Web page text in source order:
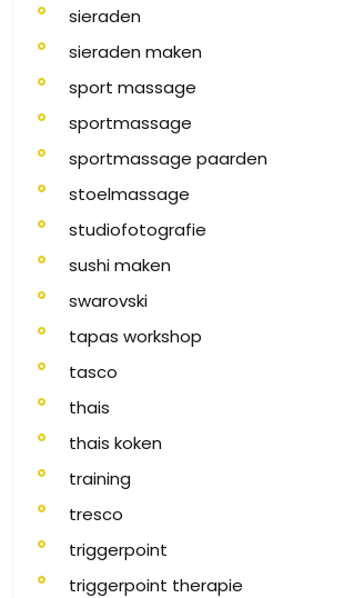
sieraden
sieraden maken
sport massage
sportmassage
sportmassage paarden
stoelmassage
studiofotografie
sushi maken
swarovski
tapas workshop
tasco
thais
thais koken
training
tresco
triggerpoint
triggerpoint therapie